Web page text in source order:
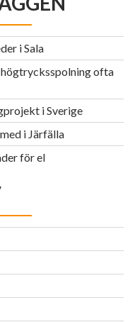
i Sala
ofta
i Sverige
i Järfälla
för el